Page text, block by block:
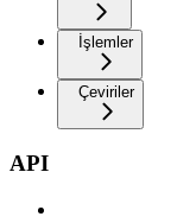
İşlemler
Çeviriler
API